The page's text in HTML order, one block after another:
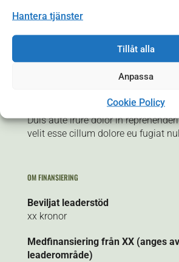
Hantera tjänster
Tillåt alla
Anpassa
Cookie Policy
Lorem ipsum dolor sit amet,
ut labore et dolore magna aliqua.
laboris nisi ut aliquip ex ea
Duis aute irure dolor in
velit esse cillum dolore eu fugiat
OM FINANSIERING
Beviljat leaderstöd
xx kronor
Medfinansiering från XX (anges
leaderområde)